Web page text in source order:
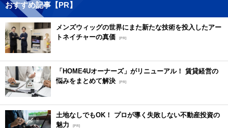
おすすめ記事【PR】
メンズウィッグの世界にまた新たな技術を投入したアー
トネイチャーの真価 [PR]
「HOME4Uオーナーズ」がリニューアル！ 賃貸経営の
悩みをまとめて解決 [PR]
土地なしでもOK！ プロが導く失敗しない不動産投資の
魅力
[PR]